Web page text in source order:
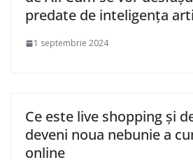
predate de inteligența
1 septembrie 2024
Ce este live shopping și
deveni noua nebunie a
online